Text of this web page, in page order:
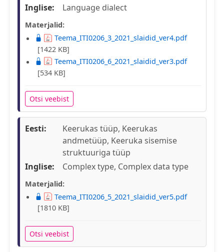
Inglise:
Language dialect
Materjalid:
Teema_ITI0206_3_2021_slaidid_ver4.pdf
[1422 KB]
Teema_ITI0206_6_2021_slaidid_ver3.pdf
[534 KB]
Otsi veebist
Eesti:
Keerukas tüüp, Keerukas
andmetüüp, Keeruka sisemise
struktuuriga tüüp
Inglise:
Complex type, Complex data type
Materjalid:
Teema_ITI0206_5_2021_slaidid_ver5.pdf
[1810 KB]
Otsi veebist